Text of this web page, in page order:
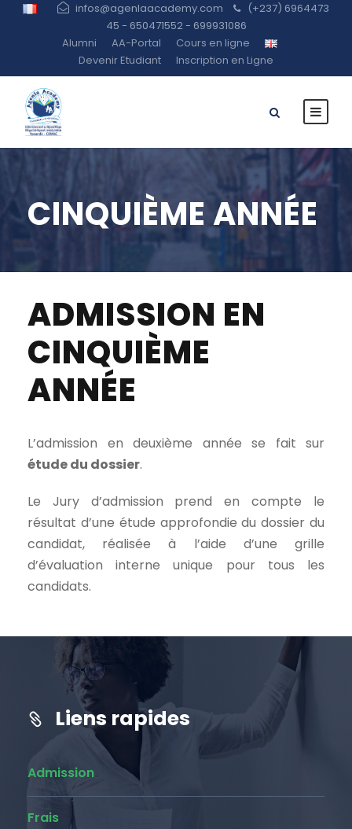
infos@agenlaacademy.com
(+237) 6964473
45 - 650471552 - 699931086
Alumni
AA-Portal
Cours en ligne
Devenir Etudiant
Inscription en Ligne
CINQUIÈME ANNÉE
ADMISSION EN
CINQUIÈME
ANNÉE
L’admission en deuxième année se fait sur
étude du dossier.
Le Jury d’admission prend en compte le
résultat d’une étude approfondie du dossier du
candidat, réalisée à l’aide d’une grille
d’évaluation interne unique pour tous les
candidats.
Liens rapides
Admission
Frais